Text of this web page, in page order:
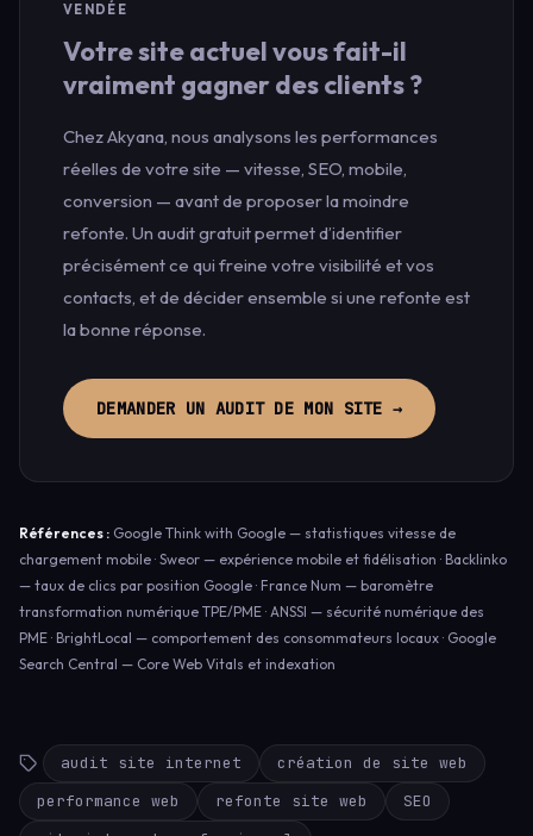
VENDÉE
Votre site actuel vous fait-il
vraiment gagner des clients ?
Chez Akyana, nous analysons les performances
réelles de votre site — vitesse, SEO, mobile,
conversion — avant de proposer la moindre
refonte. Un audit gratuit permet d’identifier
précisément ce qui freine votre visibilité et vos
contacts, et de décider ensemble si une refonte est
la bonne réponse.
DEMANDER UN AUDIT DE MON SITE →
Références : Google Think with Google — statistiques vitesse de
chargement mobile · Sweor — expérience mobile et fidélisation · Backlinko
— taux de clics par position Google · France Num — baromètre
transformation numérique TPE/PME · ANSSI — sécurité numérique des
PME · BrightLocal — comportement des consommateurs locaux · Google
Search Central — Core Web Vitals et indexation
audit site internet
création de site web
performance web
refonte site web
SEO